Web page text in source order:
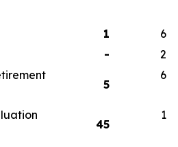
1
6
-
2
5
6
45
1